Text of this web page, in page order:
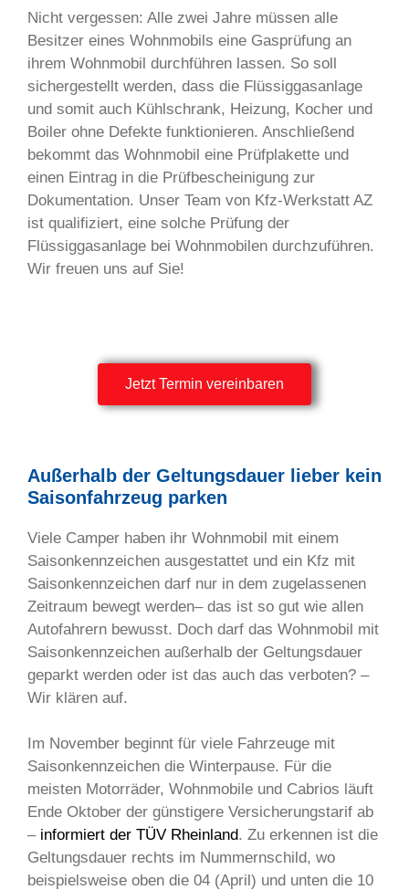
Nicht vergessen: Alle zwei Jahre müssen alle
Besitzer eines Wohnmobils eine Gasprüfung an
ihrem Wohnmobil durchführen lassen. So soll
sichergestellt werden, dass die Flüssiggasanlage
und somit auch Kühlschrank, Heizung, Kocher und
Boiler ohne Defekte funktionieren. Anschließend
bekommt das Wohnmobil eine Prüfplakette und
einen Eintrag in die Prüfbescheinigung zur
Dokumentation. Unser Team von Kfz-Werkstatt AZ
ist qualifiziert, eine solche Prüfung der
Flüssiggasanlage bei Wohnmobilen durchzuführen.
Wir freuen uns auf Sie!
Jetzt Termin vereinbaren
Außerhalb der Geltungsdauer lieber kein
Saisonfahrzeug parken
Viele Camper haben ihr Wohnmobil mit einem
Saisonkennzeichen ausgestattet und ein Kfz mit
Saisonkennzeichen darf nur in dem zugelassenen
Zeitraum bewegt werden– das ist so gut wie allen
Autofahrern bewusst. Doch darf das Wohnmobil mit
Saisonkennzeichen außerhalb der Geltungsdauer
geparkt werden oder ist das auch das verboten? –
Wir klären auf.
Im November beginnt für viele Fahrzeuge mit
Saisonkennzeichen die Winterpause. Für die
meisten Motorräder, Wohnmobile und Cabrios läuft
Ende Oktober der günstigere Versicherungstarif ab
– informiert der TÜV Rheinland. Zu erkennen ist die
Geltungsdauer rechts im Nummernschild, wo
beispielsweise oben die 04 (April) und unten die 10